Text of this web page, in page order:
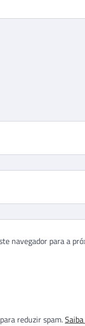
navegador para a
reduzir spam.